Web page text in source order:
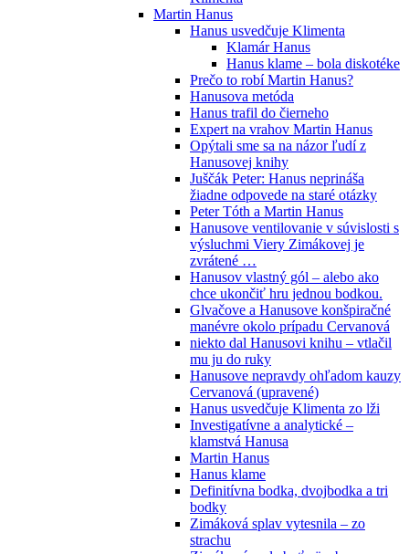
Martin Hanus
Hanus usvedčuje Klimenta
Klamár Hanus
Hanus klame – bola diskotéke
Prečo to robí Martin Hanus?
Hanusova metóda
Hanus trafil do čierneho
Expert na vrahov Martin Hanus
Opýtali sme sa na názor ľudí z
Hanusovej knihy
Juščák Peter: Hanus neprináša
žiadne odpovede na staré otázky
Peter Tóth a Martin Hanus
Hanusove ventilovanie v súvislosti s
výsluchmi Viery Zimákovej je
zvrátené …
Hanusov vlastný gól – alebo ako
chce ukončiť hru jednou bodkou.
Glvačove a Hanusove konšpiračné
manévre okolo prípadu Cervanová
niekto dal Hanusovi knihu – vtlačil
mu ju do ruky
Hanusove nepravdy ohľadom kauzy
Cervanová (upravené)
Hanus usvedčuje Klimenta zo lži
Investigatívne a analytické –
klamstvá Hanusa
Martin Hanus
Hanus klame
Definitívna bodka, dvojbodka a tri
bodky
Zimáková splav vytesnila – zo
strachu